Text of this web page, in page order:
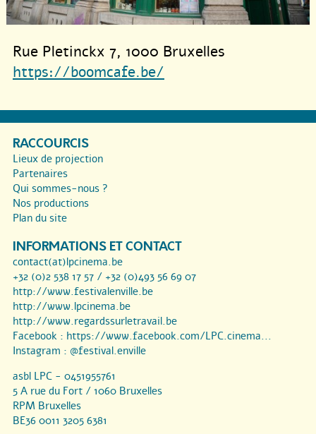
Rue Pletinckx 7, 1000 Bruxelles
https://boomcafe.be/
RACCOURCIS
Lieux de projection
Partenaires
Qui sommes-nous ?
Nos productions
Plan du site
INFORMATIONS ET CONTACT
contact(at)lpcinema.be
+32 (0)2 538 17 57 / +32 (0)493 56 69 07
http://www.festivalenville.be
http://www.lpcinema.be
http://www.regardssurletravail.be
Facebook : https://www.facebook.com/LPC.cinema...
Instagram : @festival.enville
asbl LPC - 0451955761
5 A rue du Fort / 1060 Bruxelles
RPM Bruxelles
BE36 0011 3205 6381